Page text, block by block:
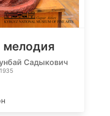
мелодия
Садыкович
1935